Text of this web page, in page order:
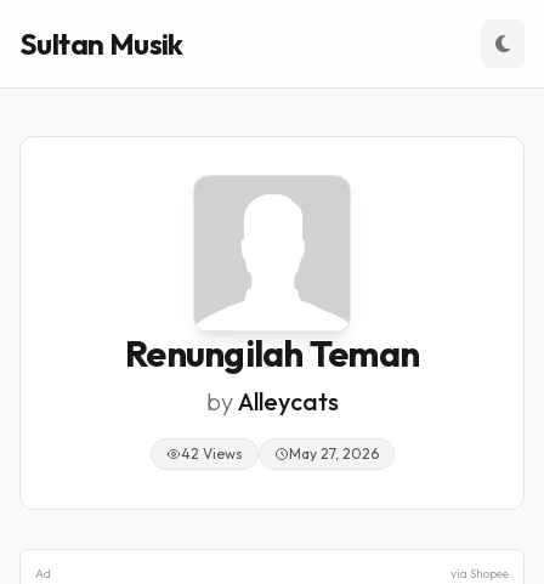
Sultan Musik
Renungilah Teman
byAlleycats
42 Views May 27, 2026
Ad via Shopee